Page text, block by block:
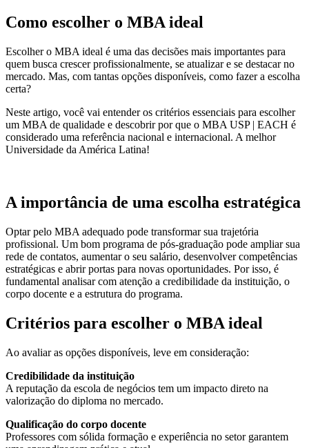
Como escolher o MBA ideal
Escolher o MBA ideal é uma das decisões mais importantes para
quem busca crescer profissionalmente, se atualizar e se destacar no
mercado. Mas, com tantas opções disponíveis, como fazer a escolha
certa?
Neste artigo, você vai entender os critérios essenciais para escolher
um MBA de qualidade e descobrir por que o MBA USP | EACH é
considerado uma referência nacional e internacional. A melhor
Universidade da América Latina!
A importância de uma escolha estratégica
Optar pelo MBA adequado pode transformar sua trajetória
profissional. Um bom programa de pós-graduação pode ampliar sua
rede de contatos, aumentar o seu salário, desenvolver competências
estratégicas e abrir portas para novas oportunidades. Por isso, é
fundamental analisar com atenção a credibilidade da instituição, o
corpo docente e a estrutura do programa.
Critérios para escolher o MBA ideal
Ao avaliar as opções disponíveis, leve em consideração:
Credibilidade da instituição
A reputação da escola de negócios tem um impacto direto na
valorização do diploma no mercado.
Qualificação do corpo docente
Professores com sólida formação e experiência no setor garantem